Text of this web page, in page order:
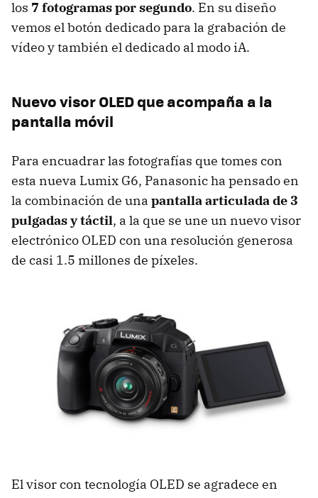
los 7 fotogramas por segundo. En su diseño
vemos el botón dedicado para la grabación de
vídeo y también el dedicado al modo iA.
Nuevo visor OLED que acompaña a la
pantalla móvil
Para encuadrar las fotografías que tomes con
esta nueva Lumix G6, Panasonic ha pensado en
la combinación de una pantalla articulada de 3
pulgadas y táctil, a la que se une un nuevo visor
electrónico OLED con una resolución generosa
de casi 1.5 millones de píxeles.
El visor con tecnología OLED se agradece en